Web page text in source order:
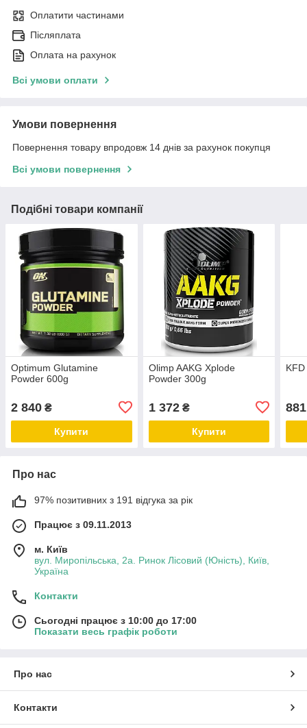
Оплатити частинами
Післяплата
Оплата на рахунок
Всі умови оплати
Умови повернення
Повернення товару впродовж 14 днів за рахунок покупця
Всі умови повернення
Подібні товари компанії
Optimum Glutamine
Powder 600g
2 840 ₴
Купити
Olimp AAKG Xplode
Powder 300g
1 372₴
Купити
881
Про нас
97% позитивних з 191 відгука за рік
Працює з 09.11.2013
м. Київ
вул. Миропільська, 2а. Ринок Лісовий (Юність), Київ,
Україна
Контакти
Сьогодні працює з 10:00 до 17:00
Показати весь графік роботи
Про нас
Контакти